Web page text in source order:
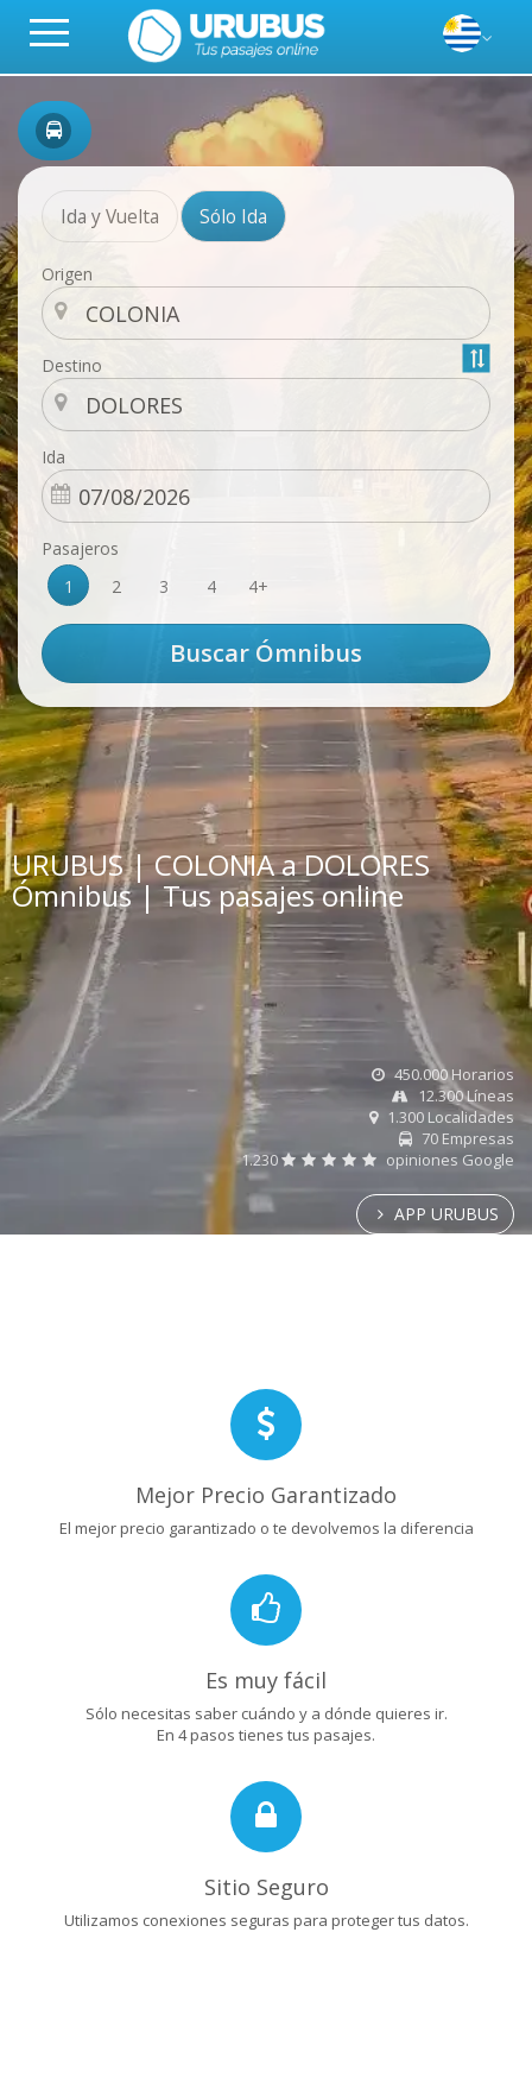
Ida y Vuelta Sólo Ida
Origen
Destino
Ida
Pasajeros
1
2 3 4 4+
URUBUS | COLONIA a DOLORES
Ómnibus | Tus pasajes online
450.000 Horarios
12.300 Líneas
1.300 Localidades
70 Empresas
1.230
opiniones Google
APP URUBUS
Mejor Precio Garantizado
El mejor precio garantizado o te devolvemos la diferencia
Es muy fácil
Sólo necesitas saber cuándo y a dónde quieres ir.
En 4 pasos tienes tus pasajes.
Sitio Seguro
Utilizamos conexiones seguras para proteger tus datos.